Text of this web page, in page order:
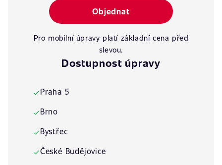
Objednat
Pro mobilní úpravy platí základní cena před
slevou.
Dostupnost úpravy
✓Praha 5
✓Brno
✓Bystřec
✓České Budějovice